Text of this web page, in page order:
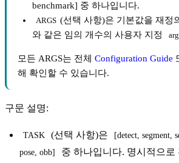
benchmark] 중 하나입니다.
ARGS (선택 사항)은 기본값을 재정
와 같은 임의 개수의 사용자 지정
모든 ARGS는 전체 Configuration Guide
해 확인할 수 있습니다.
구문 설명:
TASK (선택 사항)은
[detect, segment,
pose, obb]
중 하나입니다. 명시적으로